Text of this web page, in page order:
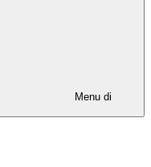
Menu di